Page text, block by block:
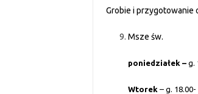
Grobie i przygotowanie
Msze św.
poniedziałek –g.
Wtorek– g. 18.00-